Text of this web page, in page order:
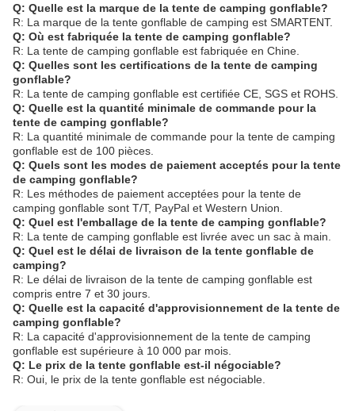
Q: Quelle est la marque de la tente de camping gonflable?
R: La marque de la tente gonflable de camping est SMARTENT.
Q: Où est fabriquée la tente de camping gonflable?
R: La tente de camping gonflable est fabriquée en Chine.
Q: Quelles sont les certifications de la tente de camping
gonflable?
R: La tente de camping gonflable est certifiée CE, SGS et ROHS.
Q: Quelle est la quantité minimale de commande pour la
tente de camping gonflable?
R: La quantité minimale de commande pour la tente de camping
gonflable est de 100 pièces.
Q: Quels sont les modes de paiement acceptés pour la tente
de camping gonflable?
R: Les méthodes de paiement acceptées pour la tente de
camping gonflable sont T/T, PayPal et Western Union.
Q: Quel est l'emballage de la tente de camping gonflable?
R: La tente de camping gonflable est livrée avec un sac à main.
Q: Quel est le délai de livraison de la tente gonflable de
camping?
R: Le délai de livraison de la tente de camping gonflable est
compris entre 7 et 30 jours.
Q: Quelle est la capacité d'approvisionnement de la tente de
camping gonflable?
R: La capacité d'approvisionnement de la tente de camping
gonflable est supérieure à 10 000 par mois.
Q: Le prix de la tente gonflable est-il négociable?
R: Oui, le prix de la tente gonflable est négociable.